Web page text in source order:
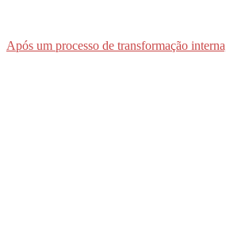
Após um processo de transformação